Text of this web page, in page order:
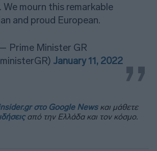
We mourn this remarkable
and proud European.
Prime Minister GR
January 11, 2022
στο Google Newsκαι μάθετε
από την Ελλάδα και τον κόσμο.